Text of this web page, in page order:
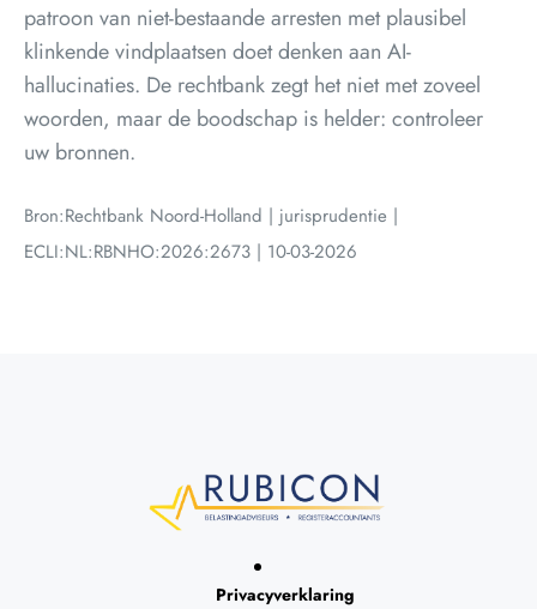
patroon van niet-bestaande arresten met plausibel
klinkende vindplaatsen doet denken aan AI-
hallucinaties. De rechtbank zegt het niet met zoveel
woorden, maar de boodschap is helder: controleer
uw bronnen.
Bron:Rechtbank Noord-Holland | jurisprudentie |
ECLI:NL:RBNHO:2026:2673 | 10-03-2026
Privacyverklaring